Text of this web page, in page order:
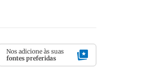
Nos adicione às suas
fontes preferidas